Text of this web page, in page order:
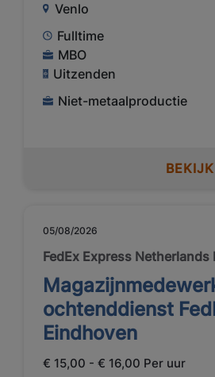
Venlo
Fulltime
MBO
Uitzenden
Niet-metaalproductie
05/08/2026
FedEx Express Netherlands
ochtenddienst
Eindhoven
€ 15,00 - € 16,00 Per uur